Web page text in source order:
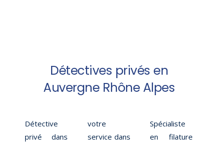
Détectives privés en
Auvergne Rhône Alpes
Détective
privé dans
votre
service dans
Spécialiste
en filature